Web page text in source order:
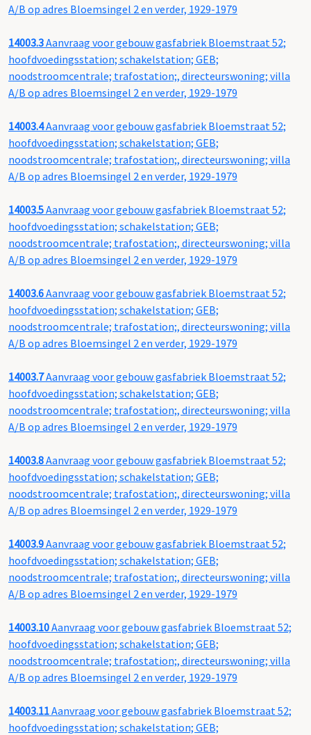
A/B op adres Bloemsingel 2 en verder, 1929-1979
14003.3Aanvraag voor gebouw gasfabriek Bloemstraat 52;
hoofdvoedingsstation; schakelstation; GEB;
noodstroomcentrale; trafostation;, directeurswoning; villa
A/B op adres Bloemsingel 2 en verder, 1929-1979
14003.4Aanvraag voor gebouw gasfabriek Bloemstraat 52;
hoofdvoedingsstation; schakelstation; GEB;
noodstroomcentrale; trafostation;, directeurswoning; villa
A/B op adres Bloemsingel 2 en verder, 1929-1979
14003.5Aanvraag voor gebouw gasfabriek Bloemstraat 52;
hoofdvoedingsstation; schakelstation; GEB;
noodstroomcentrale; trafostation;, directeurswoning; villa
A/B op adres Bloemsingel 2 en verder, 1929-1979
14003.6Aanvraag voor gebouw gasfabriek Bloemstraat 52;
hoofdvoedingsstation; schakelstation; GEB;
noodstroomcentrale; trafostation;, directeurswoning; villa
A/B op adres Bloemsingel 2 en verder, 1929-1979
14003.7Aanvraag voor gebouw gasfabriek Bloemstraat 52;
hoofdvoedingsstation; schakelstation; GEB;
noodstroomcentrale; trafostation;, directeurswoning; villa
A/B op adres Bloemsingel 2 en verder, 1929-1979
14003.8Aanvraag voor gebouw gasfabriek Bloemstraat 52;
hoofdvoedingsstation; schakelstation; GEB;
noodstroomcentrale; trafostation;, directeurswoning; villa
A/B op adres Bloemsingel 2 en verder, 1929-1979
14003.9Aanvraag voor gebouw gasfabriek Bloemstraat 52;
hoofdvoedingsstation; schakelstation; GEB;
noodstroomcentrale; trafostation;, directeurswoning; villa
A/B op adres Bloemsingel 2 en verder, 1929-1979
14003.10Aanvraag voor gebouw gasfabriek Bloemstraat 52;
hoofdvoedingsstation; schakelstation; GEB;
noodstroomcentrale; trafostation;, directeurswoning; villa
A/B op adres Bloemsingel 2 en verder, 1929-1979
14003.11Aanvraag voor gebouw gasfabriek Bloemstraat 52;
hoofdvoedingsstation; schakelstation; GEB;